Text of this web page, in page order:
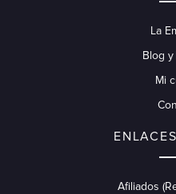
La
Blog
Mi
Afiliados